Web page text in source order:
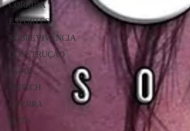
CORRIDA
ESPORTES
SOBREVIVÊNCIA
CONSTRUÇÃO
INDIE
SWITCH
GUERRA
LUTA